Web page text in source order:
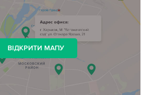
ВІДКРИТИ МАПУ